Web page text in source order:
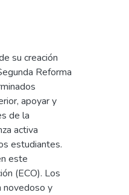
su creación
Reforma
apoyar y
de la
activa
estudiantes.
este
(ECO). Los
novedoso y